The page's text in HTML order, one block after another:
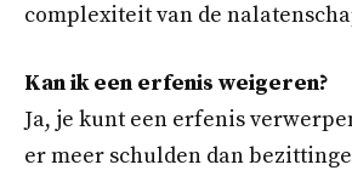
complexiteit van de
Kan ik een erfenis weigeren?
Ja, je kunt een erfenis
er meer schulden dan